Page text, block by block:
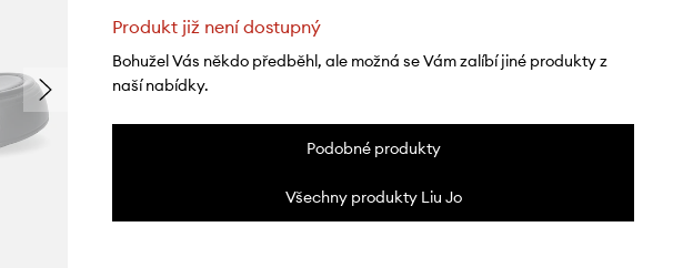
Produkt již není dostupný
Bohužel Vás někdo předběhl, ale možná se Vám zalíbí jiné produkty z
naší nabídky.
Podobné produkty
Všechny produkty Liu Jo